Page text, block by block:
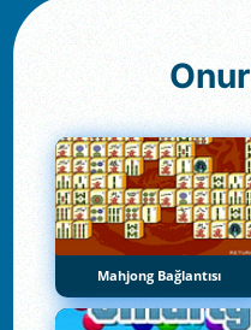
Onur
Mahjong Bağlantısı